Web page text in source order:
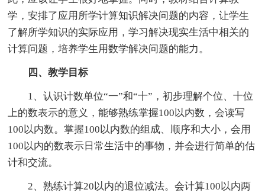
学，安排了应用所学计算知识解决问题的内容，让学生
了解所学知识的实际应用，学习解决现实生活中相关的
计算问题，培养学生用数学解决问题的能力。
四、教学目标
1、认识计数单位“一”和“十”，初步理解个位、十位
上的数表示的意义，能够熟练掌握100以内数，会读写
100以内数。掌握100以内数的组成、顺序和大小，会用
100以内的数表示日常生活中的事物，并会进行简单的估
计和交流。
2、熟练计算20以内的退位减法。会计算100以内两